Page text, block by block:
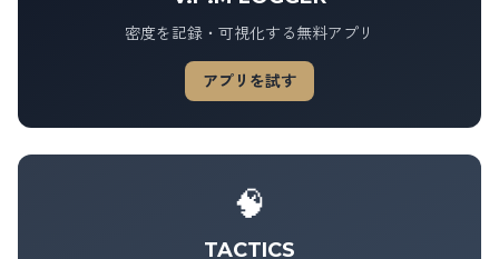
密度を記録・可視化する無料アプリ
アプリを試す
🧠
TACTICS